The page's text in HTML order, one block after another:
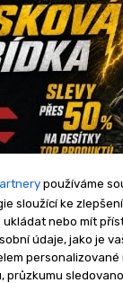
používáme
sloužící ke
ukládat nebo mít
údaje, jako je
personalizované
průzkumu
-Reklama-